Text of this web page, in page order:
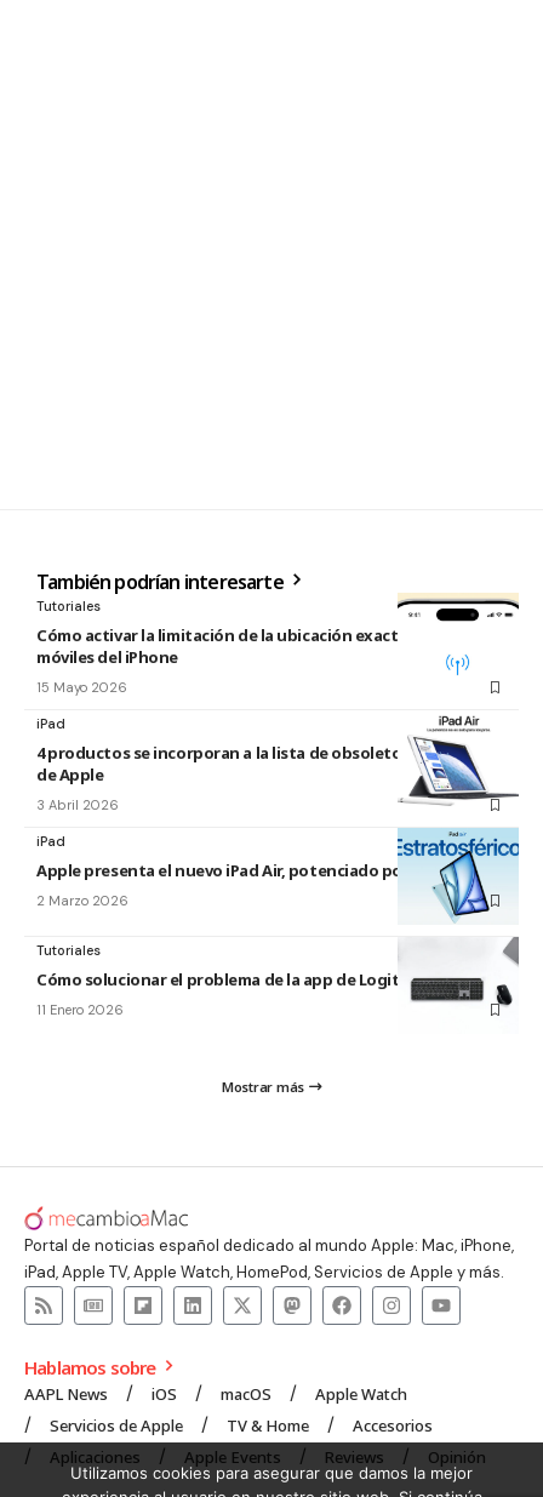
También podrían interesarte
Tutoriales
Cómo activar la limitación de la ubicación exacta para redes
móviles del iPhone
15 Mayo 2026
iPad
4 productos se incorporan a la lista de obsoletos y antiguos
de Apple
3 Abril 2026
iPad
Apple presenta el nuevo iPad Air, potenciado por el M4
2 Marzo 2026
Tutoriales
Cómo solucionar el problema de la app de Logitech para Mac
11 Enero 2026
Mostrar más
Portal de noticias español dedicado al mundo Apple: Mac, iPhone,
iPad, Apple TV, Apple Watch, HomePod, Servicios de Apple y más.
Hablamos sobre
AAPL News iOS macOS
Apple Watch
Servicios de Apple
TV & Home
Accesorios
Aplicaciones
Apple Events Reviews Opinión
Utilizamos cookies para asegurar que damos la mejor